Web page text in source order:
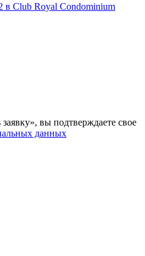
в Club Royal Condominium
вы подтверждаете свое
данных